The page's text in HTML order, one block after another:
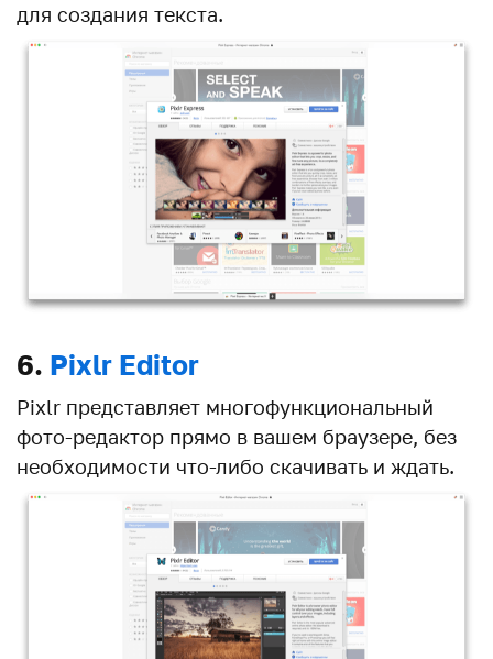
для создания текста.
6. Pixlr Editor
Pixlr представляет многофункциональный
фото-редактор прямо в вашем браузере, без
необходимости что-либо скачивать и ждать.